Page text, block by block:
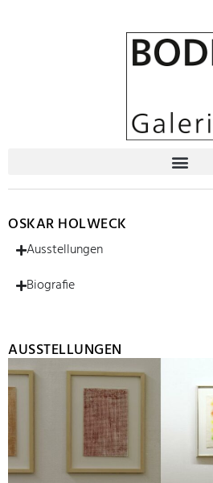
OSKAR HOLWECK
Ausstellungen
Biografie
AUSSTELLUNGEN